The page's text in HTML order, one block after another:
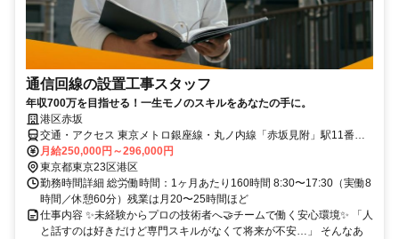
通信回線の設置工事スタッフ
年収700万を目指せる！一生モノのスキルをあなたの手に。
港区赤坂
交通・アクセス 東京メトロ銀座線・丸ノ内線「赤坂見附」駅11番出
口から徒歩5分 東京メトロ南北線・銀座線「溜池山王」駅7番、10番
出口から徒歩5分 東京メトロ千代田線「赤坂」駅2番出口から徒歩5分
月給250,000円～296,000円
東京都東京23区港区
勤務時間詳細 総労働時間：1ヶ月あたり160時間 8:30〜17:30（実働8
時間／休憩60分）残業は月20〜25時間ほど
仕事内容 ✨未経験からプロの技術者へ🤝チームで働く安心環境✨ 「人
と話すのは好きだけど専門スキルがなくて将来が不安…」 そんなあ